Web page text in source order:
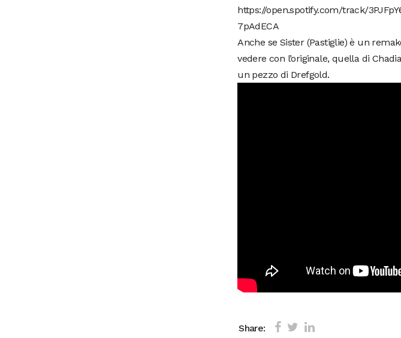
https://open.spotify.com/track/
7pAdECA
Anche se Sister (Pastiglie) è un
vedere con l’originale, quella di
un pezzo di Drefgold.
Share: